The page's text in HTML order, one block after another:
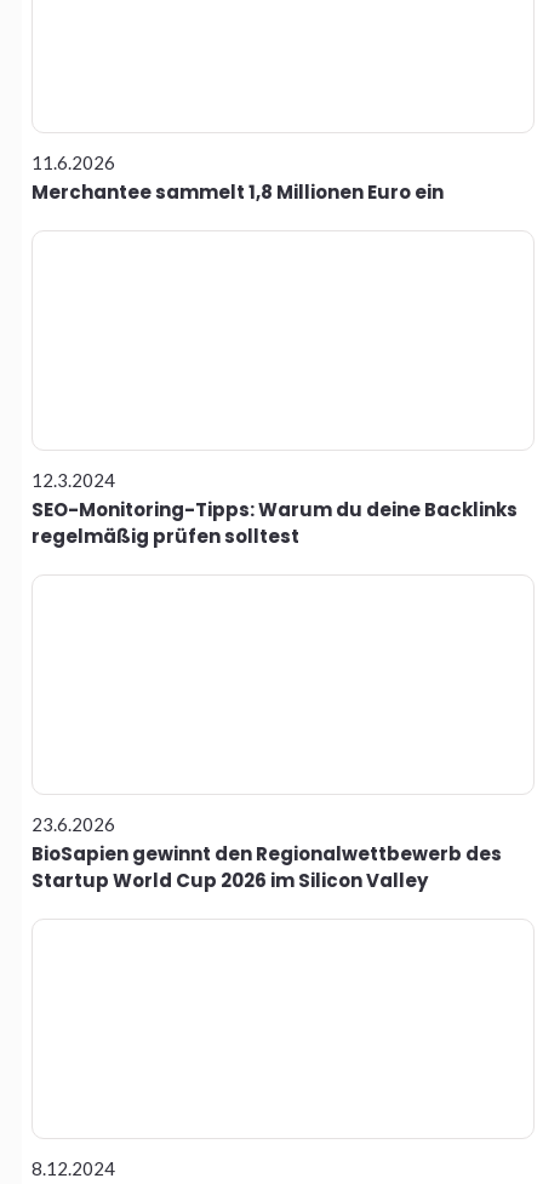
11.6.2026
Merchantee sammelt 1,8 Millionen Euro ein
12.3.2024
SEO-Monitoring-Tipps: Warum du deine Backlinks
regelmäßig prüfen solltest
23.6.2026
BioSapien gewinnt den Regionalwettbewerb des
Startup World Cup 2026 im Silicon Valley
8.12.2024